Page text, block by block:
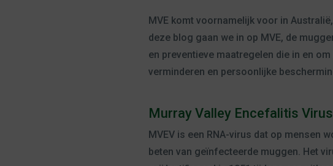
MVE komt voornamelijk voor in
deze blog gaan we in op MVE, de
en preventieve maatregelen die in en
verminderen en persoonlijke
Murray Valley Encefalitis Virus
MVEV is een RNA-virus dat op mensen
beten van geïnfecteerde muggen. Het